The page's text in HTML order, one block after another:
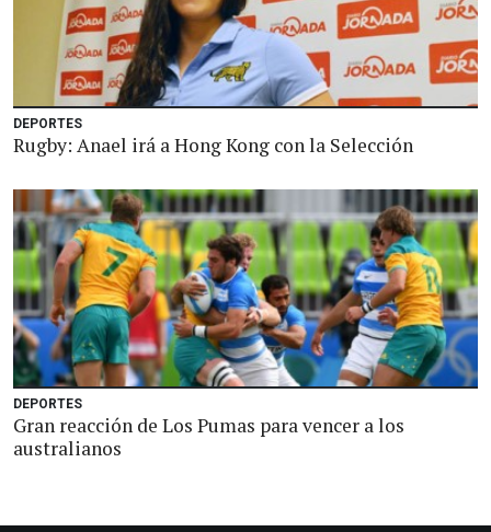
DEPORTES
Rugby: Anael irá a Hong Kong con la Selección
DEPORTES
Gran reacción de Los Pumas para vencer a los
australianos